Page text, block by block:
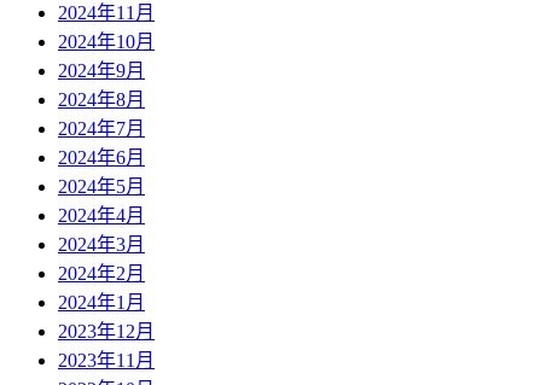
2024年11月
2024年10月
2024年9月
2024年8月
2024年7月
2024年6月
2024年5月
2024年4月
2024年3月
2024年2月
2024年1月
2023年12月
2023年11月